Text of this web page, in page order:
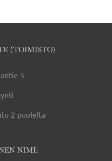
(TOIMISTO)
5
2 puolelta
NIMI: